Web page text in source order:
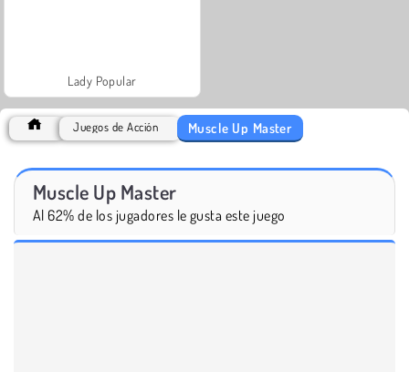
Lady Popular
Juegos de Acción Muscle Up Master
Muscle Up Master
Al 62% de los jugadores le gusta este juego